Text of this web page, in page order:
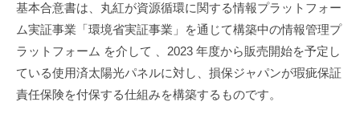
o
j
i
r
i
基本合意書は、丸紅が資源循環に関する情報プラットフォー
ム実証事業「環境省実証事業」を通じて構築中の情報管理プ
ラットフォーム を介して 、2023 年度から販売開始を予定し
ている使用済太陽光パネルに対し、損保ジャパンが瑕疵保証
責任保険を付保する仕組みを構築するものです。